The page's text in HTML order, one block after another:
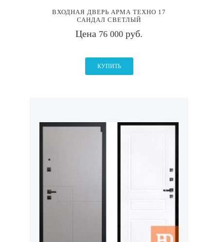
ВХОДНАЯ ДВЕРЬ АРМА ТЕХНО 17
САНДАЛ СВЕТЛЫЙ
Цена 76 000 руб.
КУПИТЬ